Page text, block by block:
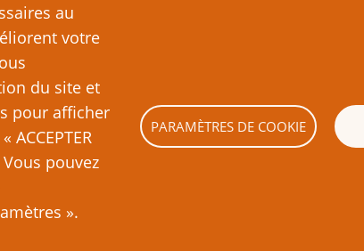
au
votre
du site et
pour afficher
pouvez
».
PARAMÈTRES DE COOKIE
que de la copier ailleurs, car toute reproduction de texte
dire, en règle générale, un ou deux paragraphes) est
la totalité du texte de cette page sans l’autorisation écrite
Web, blogs, forums, imprimés, etc.), vous reconnaissez
le droit d’auteur, c’est-à-dire un acte illégal passible de